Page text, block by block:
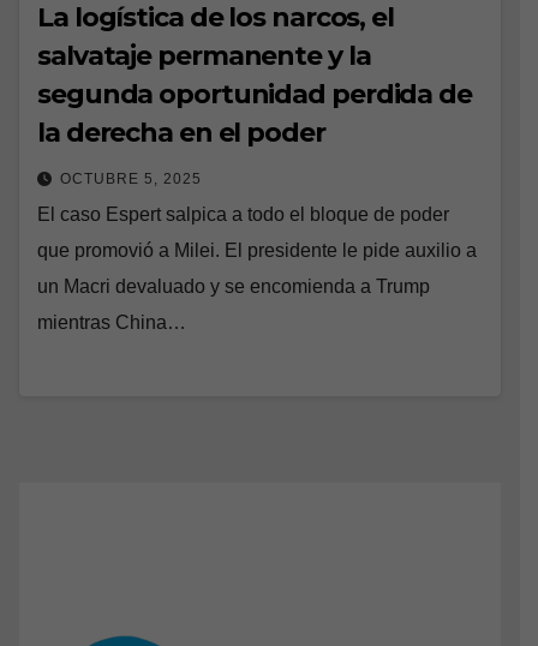
La logística de los narcos, el
salvataje permanente y la
segunda oportunidad perdida de
la derecha en el poder
OCTUBRE 5, 2025
El caso Espert salpica a todo el bloque de poder
que promovió a Milei. El presidente le pide auxilio a
un Macri devaluado y se encomienda a Trump
mientras China…